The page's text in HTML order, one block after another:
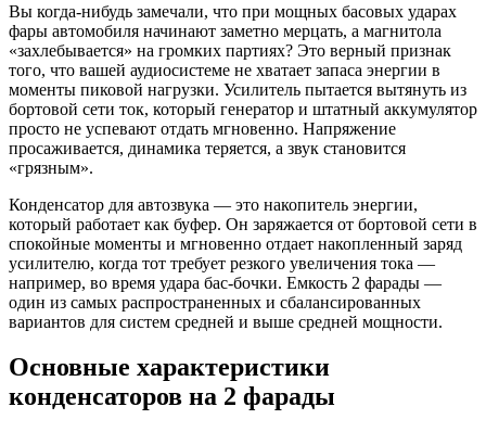
Вы когда-нибудь замечали, что при мощных басовых ударах
фары автомобиля начинают заметно мерцать, а магнитола
«захлебывается» на громких партиях? Это верный признак
того, что вашей аудиосистеме не хватает запаса энергии в
моменты пиковой нагрузки. Усилитель пытается вытянуть из
бортовой сети ток, который генератор и штатный аккумулятор
просто не успевают отдать мгновенно. Напряжение
просаживается, динамика теряется, а звук становится
«грязным».
Конденсатор для автозвука — это накопитель энергии,
который работает как буфер. Он заряжается от бортовой сети в
спокойные моменты и мгновенно отдает накопленный заряд
усилителю, когда тот требует резкого увеличения тока —
например, во время удара бас-бочки. Емкость 2 фарады —
один из самых распространенных и сбалансированных
вариантов для систем средней и выше средней мощности.
Основные характеристики
конденсаторов на 2 фарады